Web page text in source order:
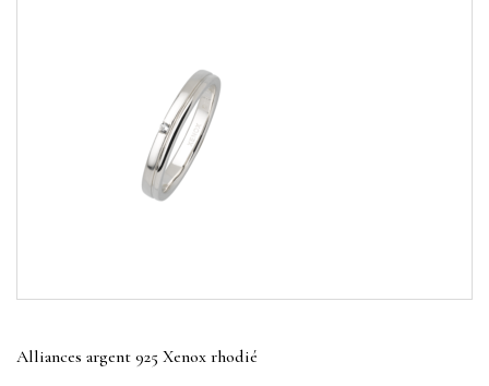
Alliances argent 925 Xenox rhodié